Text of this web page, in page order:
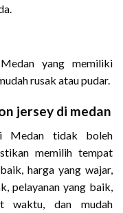
yang memiliki
rusak atau pudar.
jersey di medan
Medan tidak boleh
memilih tempat
harga yang wajar,
pelayanan yang baik,
waktu, dan mudah